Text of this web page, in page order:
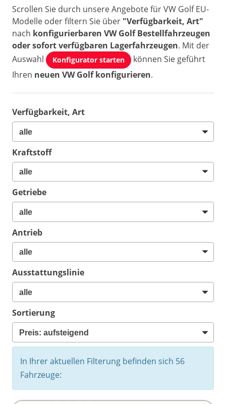
Scrollen Sie durch unsere Angebote für VW Golf EU-
Modelle oder filtern Sie über "Verfügbarkeit, Art"
nach konfigurierbaren VW Golf Bestellfahrzeugen
oder sofort verfügbaren Lagerfahrzeugen. Mit der
Auswahl
Konfigurator starten
können Sie geführt
Ihren neuen VW Golf konfigurieren.
Verfügbarkeit, Art
Kraftstoff
Getriebe
Antrieb
Ausstattungslinie
Sortierung
In Ihrer aktuellen Filterung befinden sich 56
Fahrzeuge: